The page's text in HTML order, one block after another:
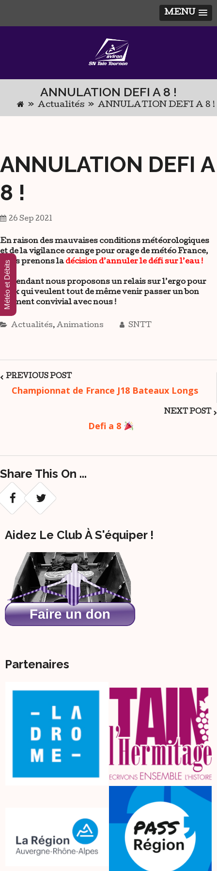
MENU
ANNULATION DEFI A 8 !
» Actualités » ANNULATION DEFI A 8 !
ANNULATION DEFI A
8 !
26 Sep 2021
En raison des mauvaises conditions météorologiques
et de la vigilance orange pour orage de météo France,
nous prenons la décision d’annuler le défi sur l’eau !
Cependant nous proposons un relais sur l’ergo pour
ceux qui veulent tout de même venir passer un bon
moment convivial avec nous !
Actualités, Animations SNTT
Post
PREVIOUS POST
Championnat de France J18 Bateaux Longs
NEXT POST
Defi a 8
Share This On ...
Aidez Le Club À S'équiper !
Partenaires
Météo et Débits